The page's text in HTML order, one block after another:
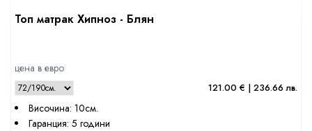
Топ матрак Хипноз - Блян
цена в евро
121.00 € | 236.66 лв.
Височина: 10см.
Гаранция: 5 години